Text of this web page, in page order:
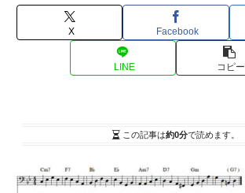
X Facebook
LINE コピー
この記事は約0分で読めます。